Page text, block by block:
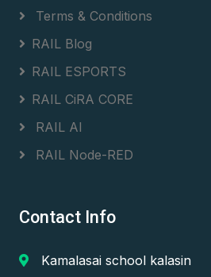
Terms & Conditions
RAIL Blog
RAIL ESPORTS
RAIL CiRA CORE
RAIL AI
RAIL Node-RED
Contact Info
Kamalasai school kalasin